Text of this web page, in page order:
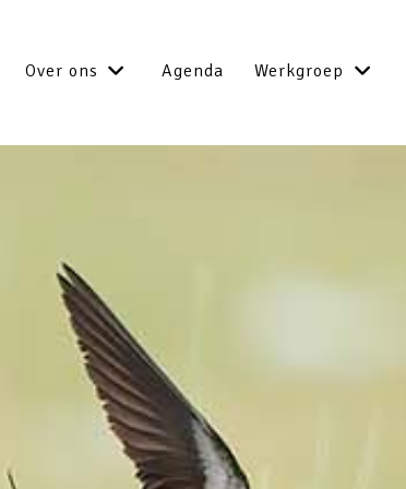
Over ons Agenda Werkgroep